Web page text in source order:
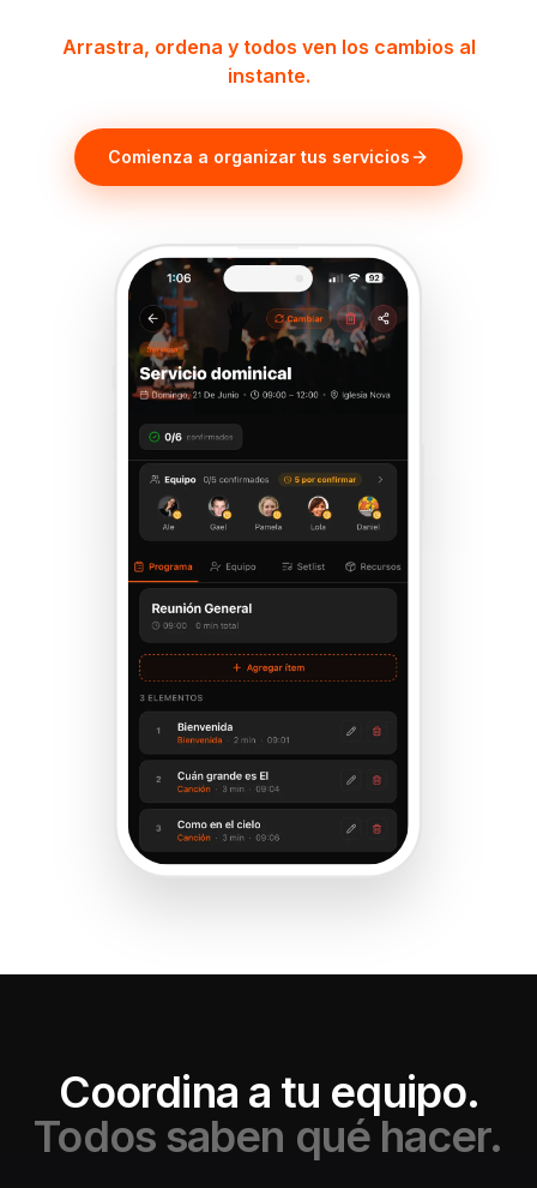
Arrastra, ordena y todos ven los cambios al
instante.
Comienza a organizar tus servicios
Coordina a tu equipo.
Todos saben qué hacer.